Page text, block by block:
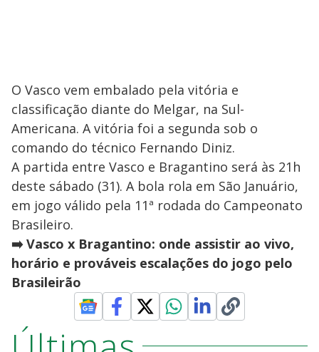
O Vasco vem embalado pela vitória e
classificação diante do Melgar, na Sul-
Americana. A vitória foi a segunda sob o
comando do técnico Fernando Diniz.
A partida entre Vasco e Bragantino será às 21h
deste sábado (31). A bola rola em São Januário,
em jogo válido pela 11ª rodada do Campeonato
Brasileiro.
➡️ Vasco x Bragantino: onde assistir ao vivo,
horário e prováveis escalações do jogo pelo
Brasileirão